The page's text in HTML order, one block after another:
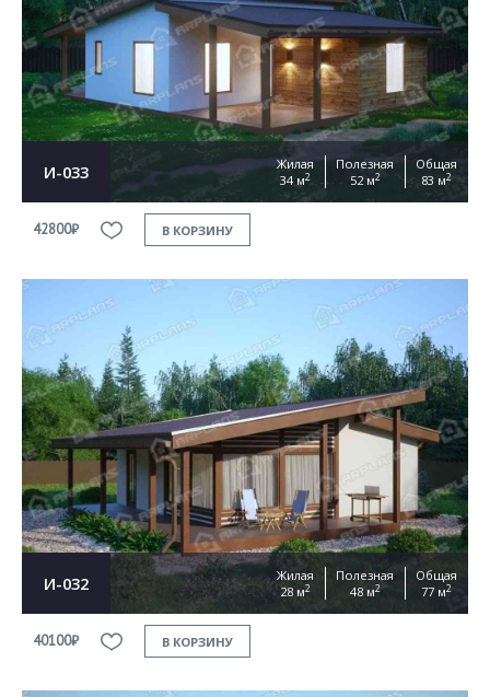
И-033
Жилая
34 м2
Полезная
52 м2
Общая
83 м2
42800₽ В КОРЗИНУ
И-032
Жилая
28 м2
Полезная
48 м2
Общая
77 м2
40100₽ В КОРЗИНУ